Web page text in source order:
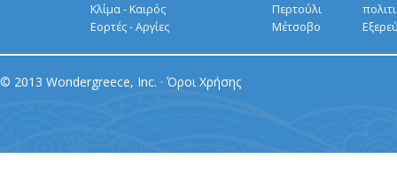
Κλίμα - Καιρός
Εορτές - Αργίες
Περτούλι
Μέτσοβο
© 2013 Wondergreece, Inc. · Όροι Χρήσης